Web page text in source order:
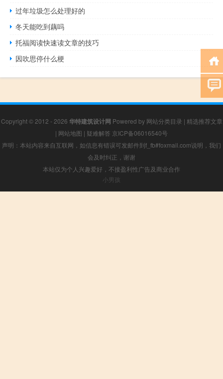
过年垃圾怎么处理好的
冬天能吃到藕吗
托福阅读快速读文章的技巧
因吹思停什么梗
Copyright © 2012 - 2026 华特建筑设计网 Powered by 网站分类目录 | 精选推荐文章
| 网站地图 | 疑难解答 京ICP备06016540号
声明：本站内容来自互联网，如信息有错误可发邮件到f_fb#foxmail.com说明，我们
会及时纠正，谢谢
本站仅为个人兴趣爱好，不接盈利性广告及商业合作
小男孩